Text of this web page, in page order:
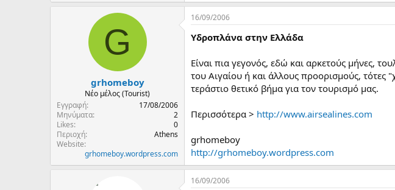
G
grhomeboy
Νέο μέλος (Tourist)
Εγγραφή
17/08/2006
Μηνύματα
2
Likes
0
Περιοχή
Athens
Website
grhomeboy.wordpress.com
16/09/2006
Υδροπλάνα στην Ελλάδα
Είναι πια γεγονός, εδώ και αρκετούς μήνες,
του Αιγαίου ή και άλλους προορισμούς, τότες
τεράστιο θετικό βήμα για τον τουρισμό μας.
Περισσότερα > http://www.airsealines.com
grhomeboy
http://grhomeboy.wordpress.com
16/09/2006